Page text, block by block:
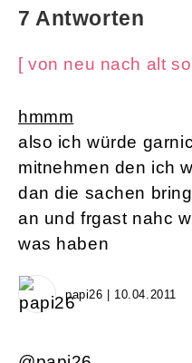
7 Antworten
[ von neu nach alt
hmmm
also ich würde
mitnehmen den ich
dan die sachen
an und frgast nahc
was haben
papi26 | 10.04.2011